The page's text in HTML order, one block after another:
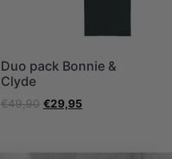
Duo pack Bonnie &
Clyde
€49,90 €29,95